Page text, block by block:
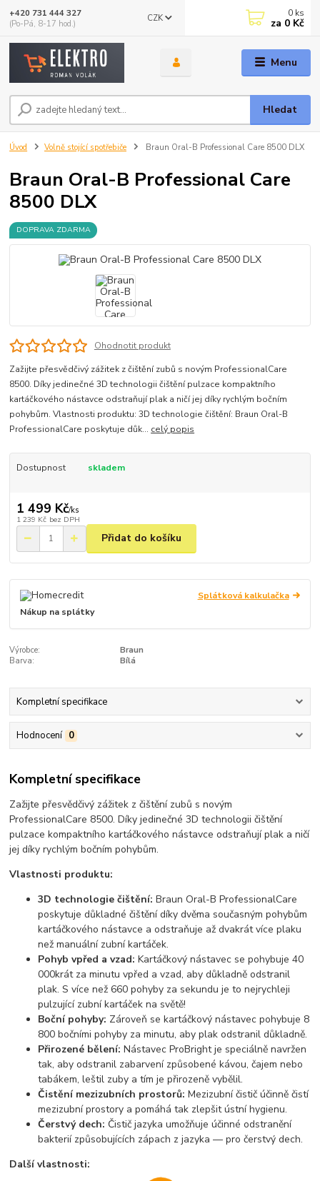
Menu
CZK
Hledat
+420 731 444 327
(Po-Pá, 8-17 hod.)
0 ks
za 0 Kč
Úvod Volně stojící spotřebiče Braun Oral-B Professional Care 8500 DLX
Braun Oral-B Professional Care
8500 DLX
DOPRAVA ZDARMA
Ohodnotit produkt
Zažijte přesvědčivý zážitek z čištění zubů s novým ProfessionalCare
8500. Díky jedinečné 3D technologii čištění pulzace kompaktního
kartáčkového nástavce odstraňují plak a ničí jej díky rychlým bočním
pohybům. Vlastnosti produktu: 3D technologie čištění: Braun Oral-B
ProfessionalCare poskytuje důk... celý popis
Dostupnost skladem
1 499 Kč/ks
1 239 Kč bez DPH
Přidat do košíku
Splátková kalkulačka
Nákup na splátky
Výrobce:
Braun
Barva:
Bílá
Kompletní specifikace
Hodnocení 0
Kompletní specifikace
Zažijte přesvědčivý zážitek z čištění zubů s novým
ProfessionalCare 8500. Díky jedinečné 3D technologii čištění
pulzace kompaktního kartáčkového nástavce odstraňují plak a ničí
jej díky rychlým bočním pohybům.
Vlastnosti produktu:
3D technologie čištění: Braun Oral-B ProfessionalCare
poskytuje důkladné čištění díky dvěma současným pohybům
kartáčkového nástavce a odstraňuje až dvakrát více plaku
než manuální zubní kartáček.
Pohyb vpřed a vzad: Kartáčkový nástavec se pohybuje 40
000krát za minutu vpřed a vzad, aby důkladně odstranil
plak. S více než 660 pohyby za sekundu je to nejrychleji
pulzující zubní kartáček na světě!
Boční pohyby: Zároveň se kartáčkový nástavec pohybuje 8
800 bočními pohyby za minutu, aby plak odstranil důkladně.
Přirozené bělení: Nástavec ProBright je speciálně navržen
tak, aby odstranil zabarvení způsobené kávou, čajem nebo
tabákem, leštil zuby a tím je přirozeně vybělil.
Čistění mezizubních prostorů: Mezizubní čistič účinně čistí
mezizubní prostory a pomáhá tak zlepšit ústní hygienu.
Čerstvý dech: Čistič jazyka umožňuje účinné odstranění
bakterií způsobujících zápach z jazyka — pro čerstvý dech.
Další vlastnosti: